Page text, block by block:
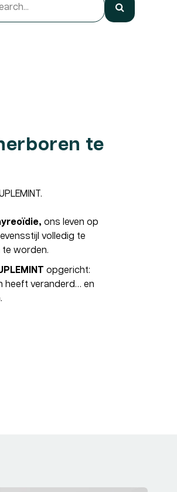
te
ons leven op
volledig te
worden.
opgericht:
heeft veranderd… en